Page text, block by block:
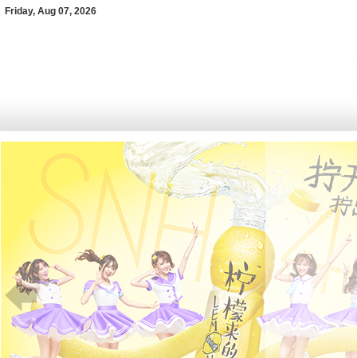
Friday, Aug 07, 2026